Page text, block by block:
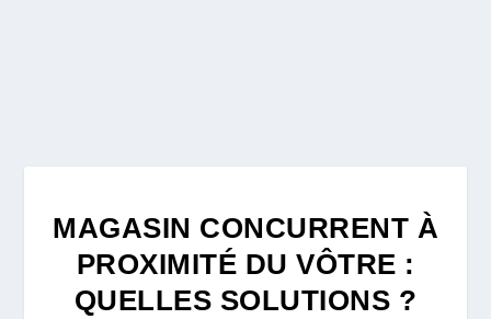
MAGASIN CONCURRENT À
PROXIMITÉ DU VÔTRE :
QUELLES SOLUTIONS ?